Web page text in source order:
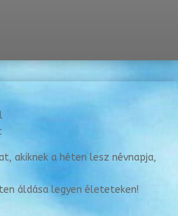
akiknek a héten lesz névnapja,
áldása legyen életeteken!